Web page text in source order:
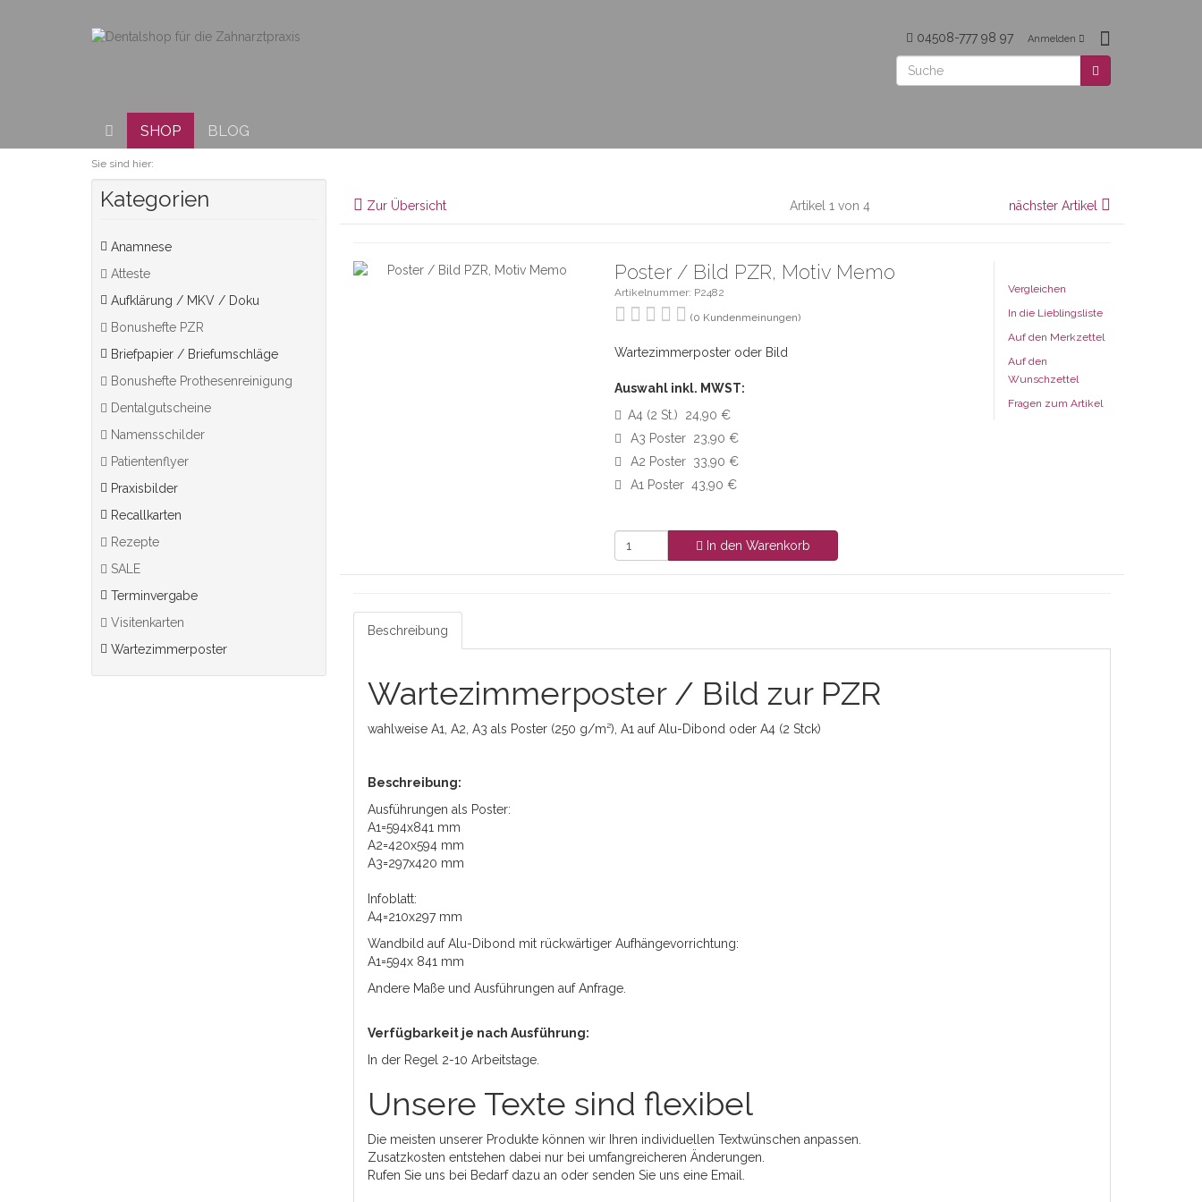
04508-777 98 97 Anmelden
SHOP BLOG
Sie sind hier:
Kategorien
Anamnese
Atteste
Aufklärung / MKV / Doku
Bonushefte PZR
Briefpapier / Briefumschläge
Bonushefte Prothesenreinigung
Dentalgutscheine
Namensschilder
Patientenflyer
Praxisbilder
Recallkarten
Rezepte
SALE
Terminvergabe
Visitenkarten
Wartezimmerposter
Zur Übersicht Artikel 1 von 4 nächster Artikel
Poster / Bild PZR, Motiv Memo
Artikelnummer: P2482
(0 Kundenmeinungen)
Wartezimmerposter oder Bild
Auswahl inkl. MWST:
A4 (2 St.) 24,90 €
A3 Poster 23,90 €
A2 Poster 33,90 €
A1 Poster 43,90 €
In den Warenkorb
Vergleichen
In die Lieblingsliste
Auf den Merkzettel
Auf den
Wunschzettel
Fragen zum Artikel
Beschreibung
Wartezimmerposter / Bild zur PZR
wahlweise A1, A2, A3 als Poster (250 g/m²), A1 auf Alu-Dibond oder A4 (2 Stck)
Beschreibung:
Ausführungen als Poster:
A1=594x841 mm
A2=420x594 mm
A3=297x420 mm
Infoblatt:
A4=210x297 mm
Wandbild auf Alu-Dibond mit rückwärtiger Aufhängevorrichtung:
A1=594x 841 mm
Andere Maße und Ausführungen auf Anfrage.
Verfügbarkeit je nach Ausführung:
In der Regel 2-10 Arbeitstage.
Unsere Texte sind flexibel
Die meisten unserer Produkte können wir Ihren individuellen Textwünschen anpassen.
Zusatzkosten entstehen dabei nur bei umfangreicheren Änderungen.
Rufen Sie uns bei Bedarf dazu an oder senden Sie uns eine Email.